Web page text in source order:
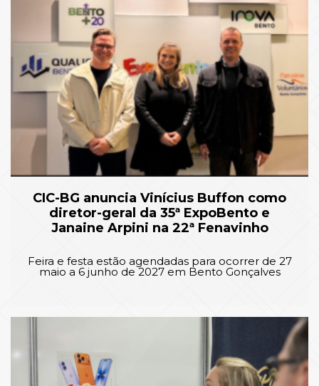
CIC-BG anuncia Vinícius Buffon como
diretor-geral da 35ª ExpoBento e
Janaine Arpini na 22ª Fenavinho
Feira e festa estão agendadas para ocorrer de 27
maio a 6 junho de 2027 em Bento Gonçalves